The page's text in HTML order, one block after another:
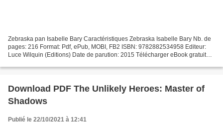
Zebraska pan Isabelle Bary Caractéristiques Zebraska Isabelle Bary Nb. de
pages: 216 Format: Pdf, ePub, MOBI, FB2 ISBN: 9782882534958 Editeur:
Luce Wilquin (Editions) Date de parution: 2015 Télécharger eBook gratuit
Download PDF The Unlikely Heroes: Master of
Shadows
Publié le 22/10/2021 à 12:41